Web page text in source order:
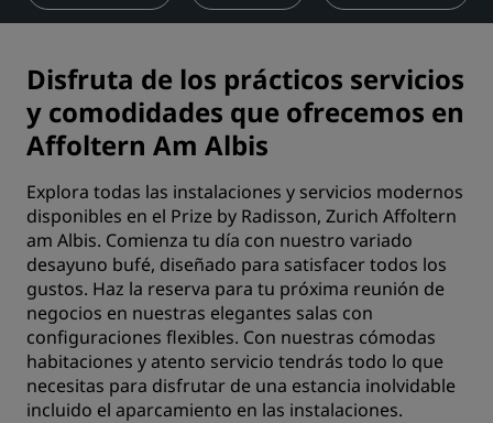
Disfruta de los prácticos servicios
y comodidades que ofrecemos en
Affoltern Am Albis
Explora todas las instalaciones y servicios modernos
disponibles en el Prize by Radisson, Zurich Affoltern
am Albis. Comienza tu día con nuestro variado
desayuno bufé, diseñado para satisfacer todos los
gustos. Haz la reserva para tu próxima reunión de
negocios en nuestras elegantes salas con
configuraciones flexibles. Con nuestras cómodas
habitaciones y atento servicio tendrás todo lo que
necesitas para disfrutar de una estancia inolvidable
incluido el aparcamiento en las instalaciones.